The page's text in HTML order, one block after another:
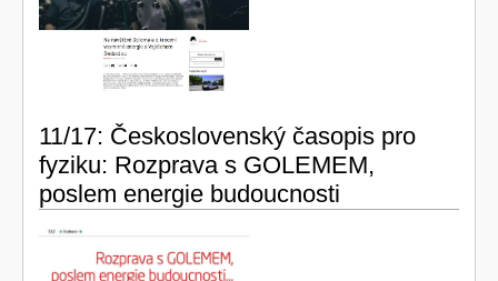
11/17: Československý časopis pro
fyziku: Rozprava s GOLEMEM,
poslem energie budoucnosti